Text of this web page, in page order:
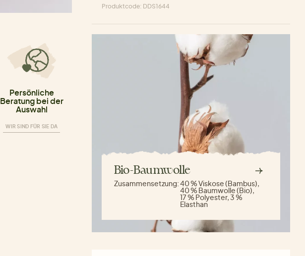
Persönliche
Beratung bei der
Auswahl
WIR SIND FÜR SIE DA
Produktcode: DDS1644
Bio-Baumwolle
Zusammensetzung:40 % Viskose (Bambus),
40 % Baumwolle (Bio),
17 % Polyester, 3 %
Elasthan